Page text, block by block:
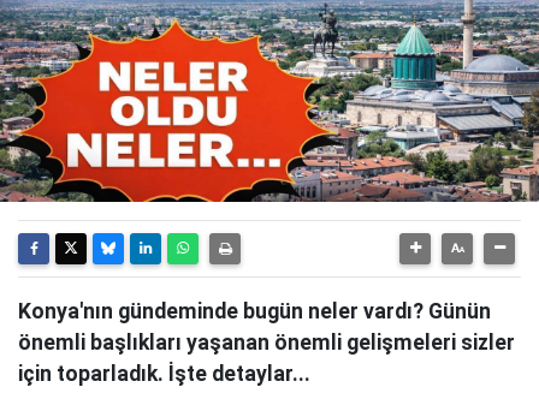
Konya'nın gündeminde bugün neler vardı? Günün
önemli başlıkları yaşanan önemli gelişmeleri sizler
için toparladık. İşte detaylar...